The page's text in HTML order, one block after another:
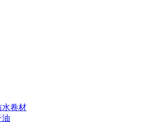
水卷材
油